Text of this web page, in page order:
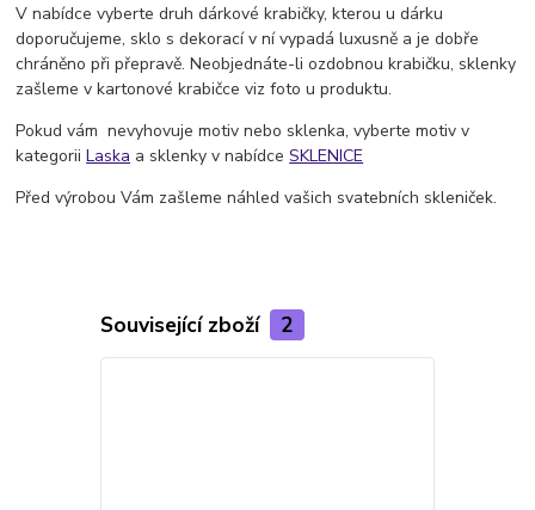
V nabídce vyberte druh dárkové krabičky, kterou u dárku
doporučujeme, sklo s dekorací v ní vypadá luxusně a je dobře
chráněno při přepravě. Neobjednáte-li ozdobnou krabičku, sklenky
zašleme v kartonové krabičce viz foto u produktu.
Pokud vám nevyhovuje motiv nebo sklenka, vyberte motiv v
kategoriiLaska a sklenky v nabídceSKLENICE
Před výrobou Vám zašleme náhled vašich svatebních skleniček.
Související zboží 2